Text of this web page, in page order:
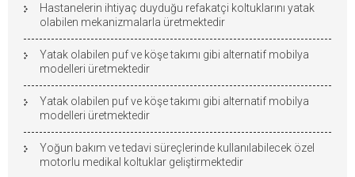
Hastanelerin ihtiyaç duyduğu refakatçi koltuklarını yatak
olabilen mekanizmalarla üretmektedir
Yatak olabilen puf ve köşe takımı gibi alternatif mobilya
modelleri üretmektedir
Yatak olabilen puf ve köşe takımı gibi alternatif mobilya
modelleri üretmektedir
Yoğun bakım ve tedavi süreçlerinde kullanılabilecek özel
motorlu medikal koltuklar geliştirmektedir